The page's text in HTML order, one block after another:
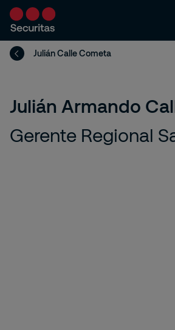
Julián Calle Cometa
Julián Armando
Gerente Regional